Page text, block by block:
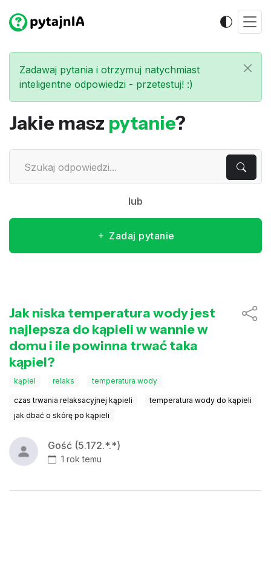
Zadawaj pytania i otrzymuj natychmiast
inteligentne odpowiedzi - przetestuj! :)
Jakie masz pytanie?
lub
Zadaj pytanie
Jak niska temperatura wody jest
najlepsza do kąpieli w wannie w
domu i ile powinna trwać taka
kąpiel?
kąpiel relaks temperatura wody
czas trwania relaksacyjnej kąpieli
temperatura wody do kąpieli
jak dbać o skórę po kąpieli
Gość (5.172.*.*)
1 rok temu